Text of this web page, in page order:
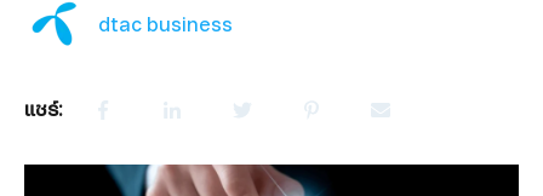
Cloud PBX
dtac business
แชร์: